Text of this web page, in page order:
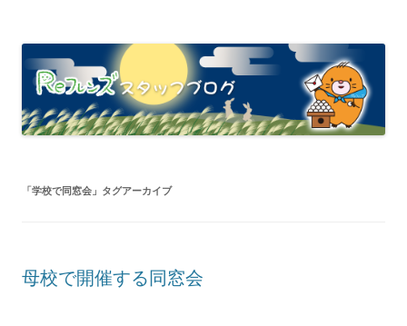
「学校で同窓会 」タグアーカイブ
母校で開催する同窓会